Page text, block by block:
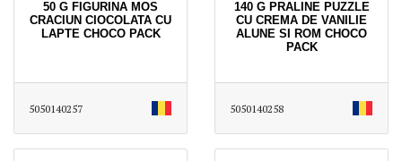
50 G FIGURINA MOS
CRACIUN CIOCOLATA CU
LAPTE CHOCO PACK
5050140257
140 G PRALINE PUZZLE
CU CREMA DE VANILIE
ALUNE SI ROM CHOCO
PACK
5050140258